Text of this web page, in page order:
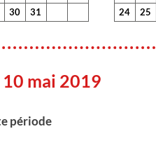
30 31
24
25
mai 2019
période